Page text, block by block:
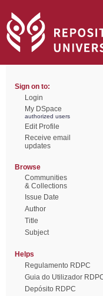
Sign on to:
Login
My DSpace
authorized users
Edit Profile
Receive email
updates
Browse
Communities
& Collections
Issue Date
Author
Title
Subject
Helps
Regulamento RDPC
Guia do Utilizador
Depósito RDPC